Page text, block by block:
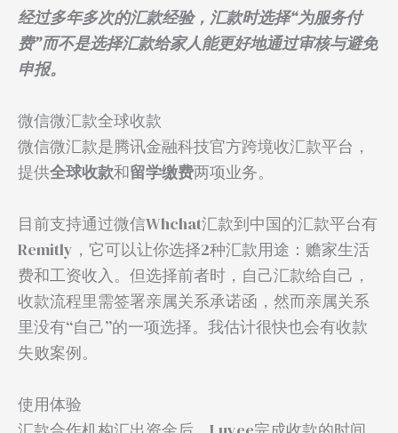
经过多年多次的汇款经验，汇款时选择“为服务付
费”而不是选择汇款给家人能更好地通过审核与避免
申报。
微信微汇款全球收款
微信微汇款是腾讯金融科技官方跨境收汇款平台，
提供全球收款和留学缴费两项业务。
目前支持通过微信Whchat汇款到中国的汇款平台有
Remitly，它可以让你选择2种汇款用途：赡家生活
费和工资收入。但选择前者时，自己汇款给自己，
收款流程里需签署亲属关系承诺函，然而亲属关系
里没有“自己”的一项选择。我估计很快也会有收款
失败案例。
使用体验